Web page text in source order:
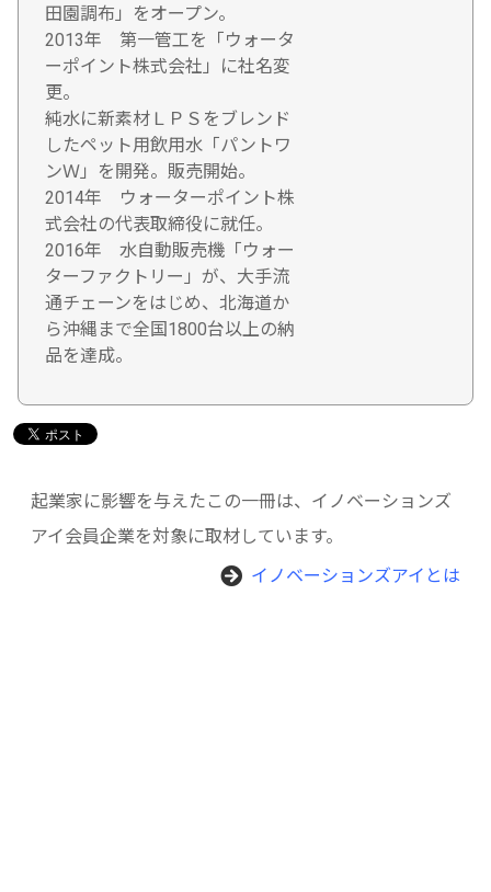
田園調布」をオープン。
2013年 第一管工を「ウォータ
ーポイント株式会社」に社名変
更。
純水に新素材ＬＰＳをブレンド
したペット用飲用水「パントワ
ンＷ」を開発。販売開始。
2014年 ウォーターポイント株
式会社の代表取締役に就任。
2016年 水自動販売機「ウォー
ターファクトリー」が、大手流
通チェーンをはじめ、北海道か
ら沖縄まで全国1800台以上の納
品を達成。
起業家に影響を与えたこの一冊は、イノベーションズ
アイ会員企業を対象に取材しています。
イノベーションズアイとは